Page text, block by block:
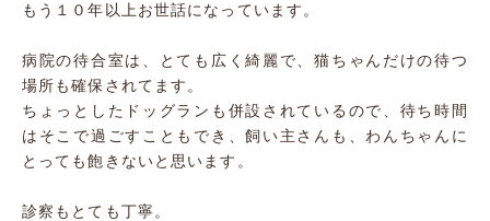
もう１０年以上お世話になっています。
病院の待合室は、とても広く綺麗で、猫ちゃんだけの待つ
場所も確保されてます。
ちょっとしたドッグランも併設されているので、待ち時間
はそこで過ごすこともでき、飼い主さんも、わんちゃんに
とっても飽きないと思います。
診察もとても丁寧。